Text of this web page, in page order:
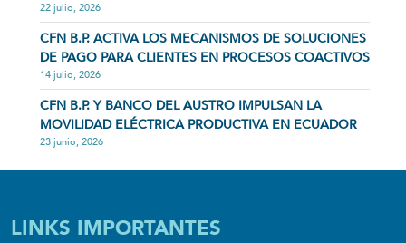
22 julio, 2026
CFN B.P. ACTIVA LOS MECANISMOS DE SOLUCIONES
DE PAGO PARA CLIENTES EN PROCESOS COACTIVOS
14 julio, 2026
CFN B.P. Y BANCO DEL AUSTRO IMPULSAN LA
MOVILIDAD ELÉCTRICA PRODUCTIVA EN ECUADOR
23 junio, 2026
LINKS IMPORTANTES